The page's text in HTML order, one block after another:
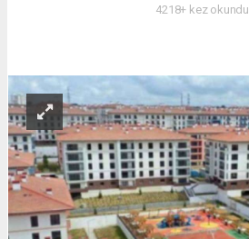
4218+ kez okundu.